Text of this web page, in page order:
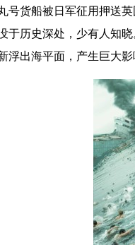
号货船被日军征用押送
于历史深处，少有人知
浮出海平面，产生巨大